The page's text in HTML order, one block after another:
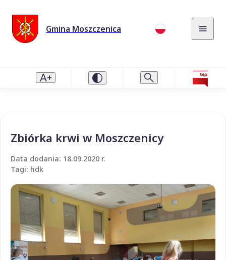
Gmina Moszczenica
Zbiórka krwi w Moszczenicy
Data dodania: 18.09.2020 r.
Tagi: hdk